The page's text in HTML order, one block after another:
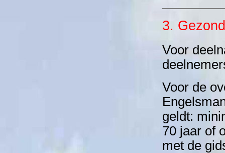
3.
Voor
Voor de
geldt:
70 jaar of
met de